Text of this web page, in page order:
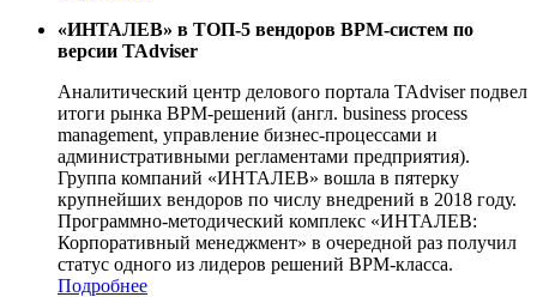
«ИНТАЛЕВ» в ТОП-5 вендоров ВРМ-систем по
версии TAdviser
Аналитический центр делового портала TAdviser подвел
итоги рынка BPM-решений (англ. business process
management, управление бизнес-процессами и
административными регламентами предприятия).
Группа компаний «ИНТАЛЕВ» вошла в пятерку
крупнейших вендоров по числу внедрений в 2018 году.
Программно-методический комплекс «ИНТАЛЕВ:
Корпоративный менеджмент» в очередной раз получил
статус одного из лидеров решений BPM-класса.
Подробнее